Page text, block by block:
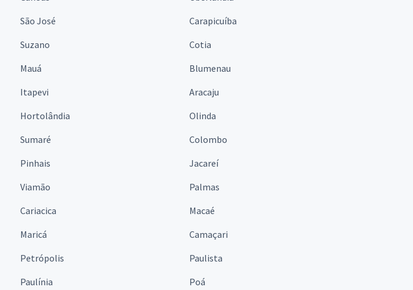
São José
Carapicuíba
Suzano
Cotia
Mauá
Blumenau
Itapevi
Aracaju
Hortolândia
Olinda
Sumaré
Colombo
Pinhais
Jacareí
Viamão
Palmas
Cariacica
Macaé
Maricá
Camaçari
Petrópolis
Paulista
Paulínia Poá